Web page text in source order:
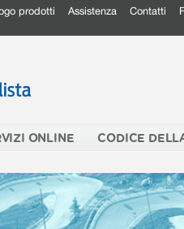
prodotti Assistenza Contatti
ONLINE CODICE